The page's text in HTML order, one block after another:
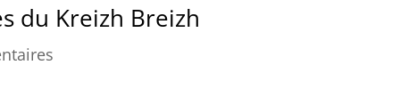
du Kreizh Breizh